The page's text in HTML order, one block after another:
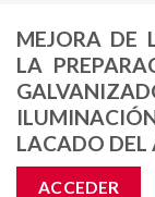
MEJORA DE
LA
LACADO DEL
ACCEDER